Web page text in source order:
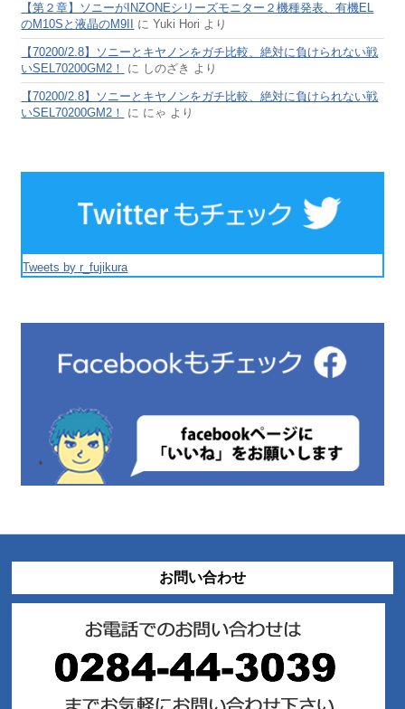
【第２章】ソニーがINZONEシリーズモニター２機種発表、有機EL
のM10Sと液晶のM9II
にYuki Hori より
【70200/2.8】ソニーとキヤノンをガチ比較、絶対に負けられない戦
いSEL70200GM2！
に しのざき より
【70200/2.8】ソニーとキヤノンをガチ比較、絶対に負けられない戦
いSEL70200GM2！
に にゃ より
Tweets by r_fujikura
お問い合わせ